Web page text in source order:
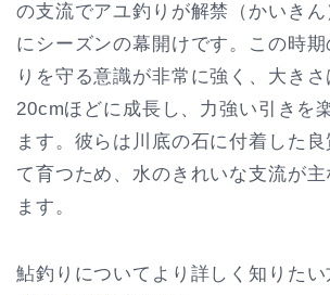
の支流でアユ釣りが解禁（かいきん
にシーズンの幕開けです。この時
りを守る意識が非常に強く、大き
20cmほどに成長し、力強い引きを
ます。彼らは川底の石に付着した
て育つため、水のきれいな支流が主
ます。
鮎釣りについてより詳しく知りた